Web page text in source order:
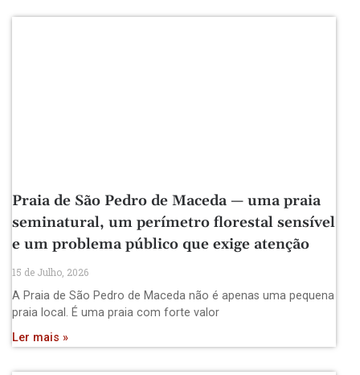
Praia de São Pedro de Maceda — uma praia
seminatural, um perímetro florestal sensível
e um problema público que exige atenção
15 de Julho, 2026
A Praia de São Pedro de Maceda não é apenas uma pequena
praia local. É uma praia com forte valor
Ler mais »